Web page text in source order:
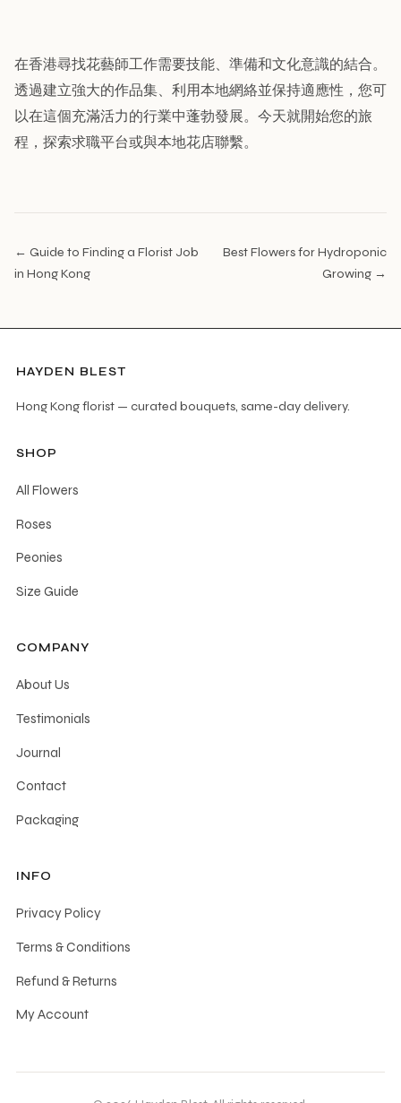
在香港尋找花藝師工作需要技能、準備和文化意識的結合。
透過建立強大的作品集、利用本地網絡並保持適應性，您可
以在這個充滿活力的行業中蓬勃發展。今天就開始您的旅
程，探索求職平台或與本地花店聯繫。
← Guide to Finding a Florist Job
in Hong Kong
Best Flowers for Hydroponic
Growing →
HAYDEN BLEST
Hong Kong florist — curated bouquets, same-day delivery.
SHOP
All Flowers
Roses
Peonies
Size Guide
COMPANY
About Us
Testimonials
Journal
Contact
Packaging
INFO
Privacy Policy
Terms & Conditions
Refund & Returns
My Account